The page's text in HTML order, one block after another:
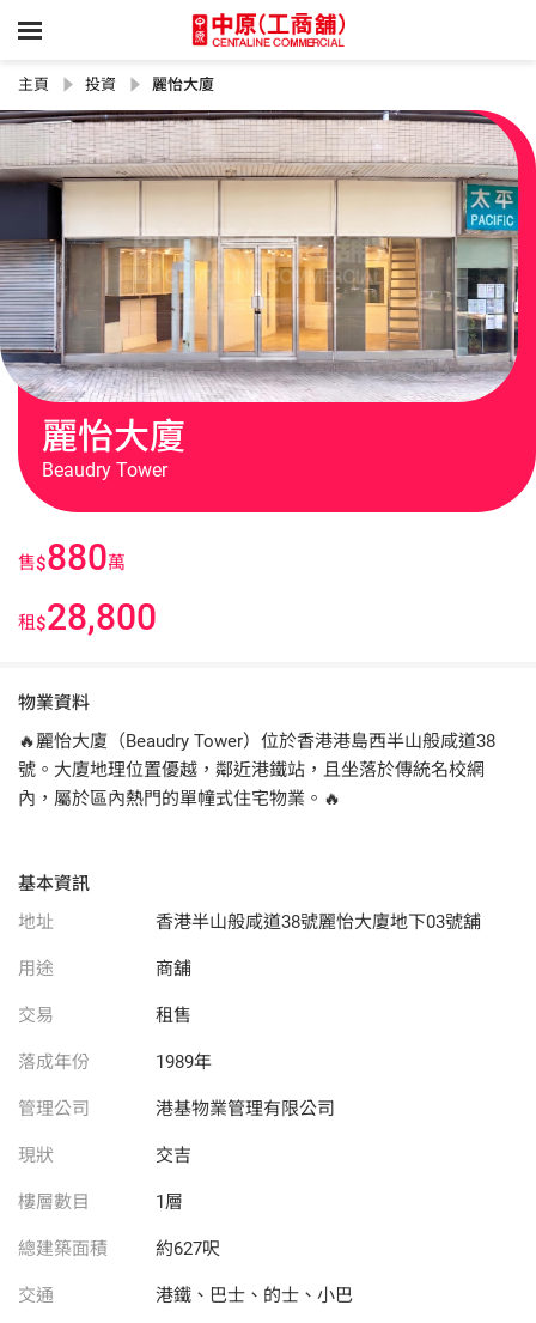
主頁 投資 麗怡大廈
麗怡大廈
Beaudry Tower
售$880萬
租$28,800
物業資料
🔥麗怡大廈（Beaudry Tower）位於香港港島西半山般咸道38
號。大廈地理位置優越，鄰近港鐵站，且坐落於傳統名校網
內，屬於區內熱門的單幢式住宅物業。🔥
基本資訊
地址
香港半山般咸道38號麗怡大廈地下03號舖
用途 商舖
交易 租售
落成年份 1989年
管理公司 港基物業管理有限公司
現狀 交吉
樓層數目 1層
總建築面積 約627呎
交通 港鐵、巴士、的士、小巴